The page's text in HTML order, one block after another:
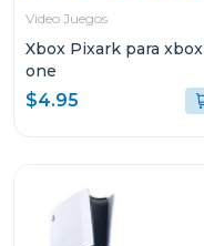
Video Juegos
Xbox Pixark para xbox
one
$4.95